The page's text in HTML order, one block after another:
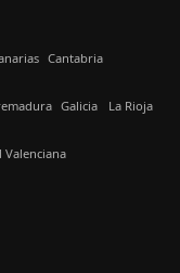
Cantabria
Galicia La Rioja
Valenciana